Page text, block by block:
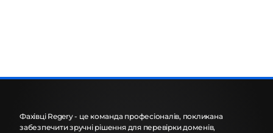
Фахівці Regery - це команда професіоналів, покликана
забезпечити зручні рішення для перевірки доменів,